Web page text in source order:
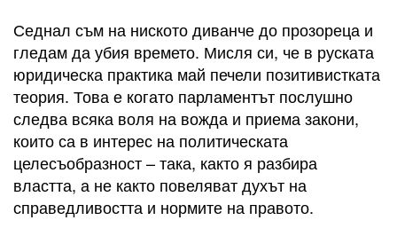
Седнал съм на ниското диванче до прозореца и
гледам да убия времето. Мисля си, че в руската
юридическа практика май печели позитивистката
теория. Това е когато парламентът послушно
следва всяка воля на вожда и приема закони,
които са в интерес на политическата
целесъобразност – така, както я разбира
властта, а не както повеляват духът на
справедливостта и нормите на правото.